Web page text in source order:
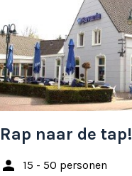
Rap naar de tap!
person
15 - 50 personen